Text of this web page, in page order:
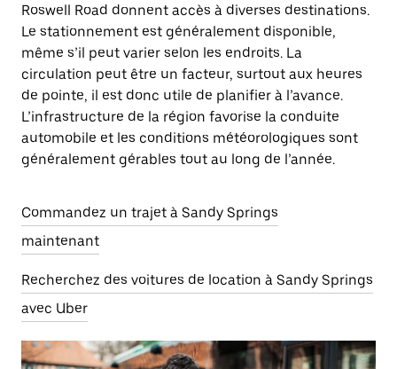
Roswell Road donnent accès à diverses destinations.
Le stationnement est généralement disponible,
même s’il peut varier selon les endroits. La
circulation peut être un facteur, surtout aux heures
de pointe, il est donc utile de planifier à l’avance.
L’infrastructure de la région favorise la conduite
automobile et les conditions météorologiques sont
généralement gérables tout au long de l’année.
Commandez un trajet à Sandy Springs
maintenant
Recherchez des voitures de location à Sandy Springs
avec Uber